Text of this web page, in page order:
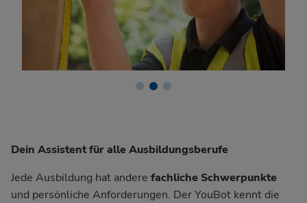
Dein Assistent für alle Ausbildungsberufe
Jede Ausbildung hat andere fachliche Schwerpunkte
und persönliche Anforderungen. Der YouBot kennt die